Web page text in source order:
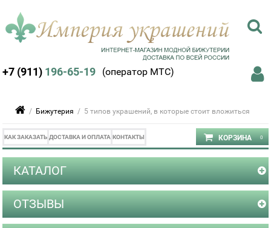
+7 (911) 196-65-19 (оператор МТС)
/ Бижутерия / 5 типов украшений, в которые стоит вложиться
КАК ЗАКАЗАТЬ ДОСТАВКА И ОПЛАТА КОНТАКТЫ
КАТАЛОГ
ОТЗЫВЫ